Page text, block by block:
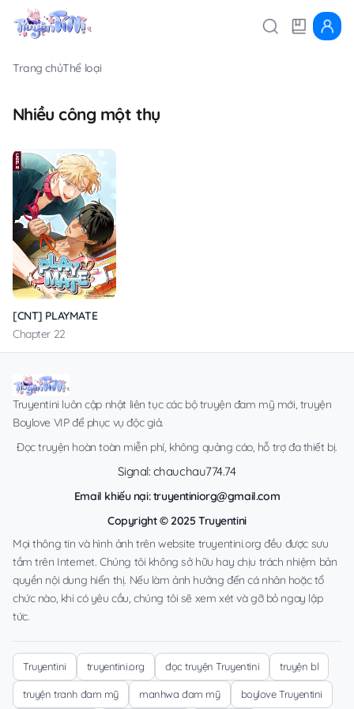
Trang chủThể loại
Nhiều công một thụ
[CNT] PLAYMATE
Chapter 22
Truyentini luôn cập nhật liên tục các bộ truyện đam mỹ mới, truyện
Boylove VIP để phục vụ độc giả.
Đọc truyện hoàn toàn miễn phí, không quảng cáo, hỗ trợ đa thiết bị.
Signal: chauchau774.74
Email khiếu nại:truyentiniorg@gmail.com
Copyright © 2025 Truyentini
Mọi thông tin và hình ảnh trên website truyentini.org đều được sưu
tầm trên Internet. Chúng tôi không sở hữu hay chịu trách nhiệm bản
quyền nội dung hiển thị. Nếu làm ảnh hưởng đến cá nhân hoặc tổ
chức nào, khi có yêu cầu, chúng tôi sẽ xem xét và gỡ bỏ ngay lập
tức.
Truyentini truyentini.org đọc truyện Truyentini truyện bl
truyện tranh đam mỹ manhwa đam mỹ boylove Truyentini